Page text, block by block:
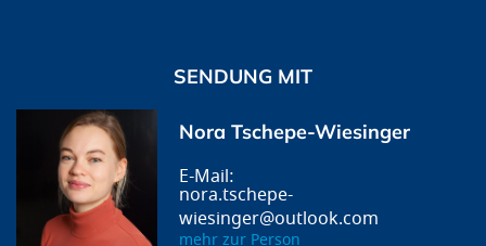
SENDUNG MIT
Nora Tschepe-Wiesinger
nora.tschepe-
wiesinger@outlook.com
mehr zur Person